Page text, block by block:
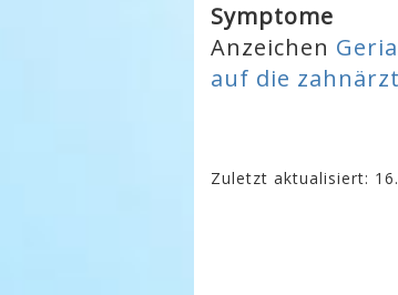
Symptome
Anzeichen
auf die
Zuletzt aktualisiert: